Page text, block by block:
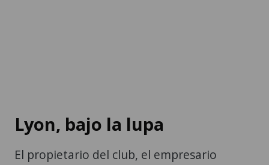
Lyon, bajo la lupa
El propietario del club, el empresario